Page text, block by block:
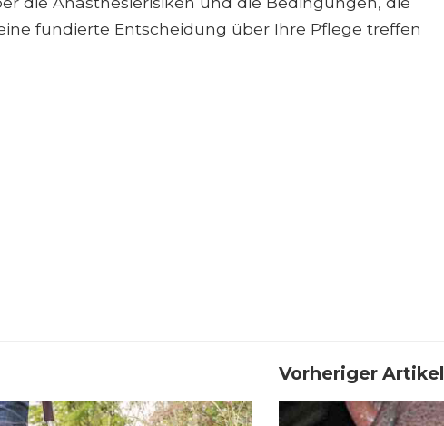
fundierte Entscheidung über Ihre Pflege treffen
Vorheriger Artikel